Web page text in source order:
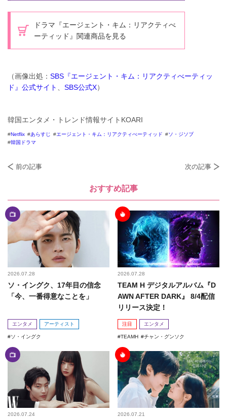
ドラマ『エージェント・キム：リアクティべ
ーティッド』関連商品を見る
（画像出処： SBS『エージェント・キム：リアクティべーティッ
ド』公式サイト 、 SBS公式X）
韓国エンタメ・トレンド情報サイトKOARI
Netflix あらすじ エージェント・キム：リアクティべーティッド
ソ・ジソブ
韓国ドラマ
前の記事 次の記事
おすすめ記事
2026.07.28
ソ・イングク、17年目の信念
「今、一番得意なことを」
エンタメ アーティスト
ソ・イングク
2026.07.28
TEAM H デジタルアルバム『D
AWN AFTER DARK』 8/4配信
リリース決定！
注目 エンタメ
TEAMH チャン・グンソク
2026.07.24 2026.07.21